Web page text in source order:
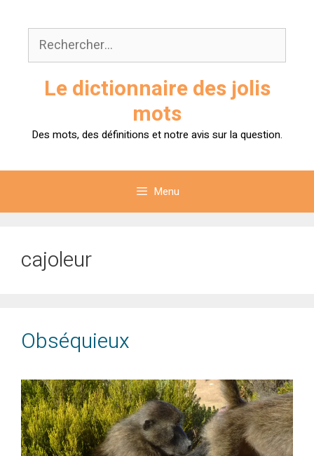
contenu
Rechercher :
Le dictionnaire des jolis
mots
Des mots, des définitions et notre avis sur la question.
Menu
cajoleur
Obséquieux